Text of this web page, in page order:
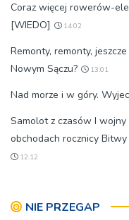
Coraz więcej rowerów-
[WIEDO]
14:02
Remonty, remonty,
Nowym Sączu?
13:01
Nad morze i w góry.
Samolot z czasów I
obchodach rocznicy
12:12
NIE PRZEGAP